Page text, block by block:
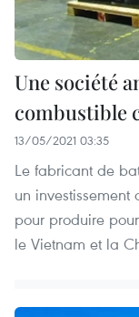
Une société
combustible
13/05/2021 03:35
Le fabricant de
un investissement
pour produire
le Vietnam et la